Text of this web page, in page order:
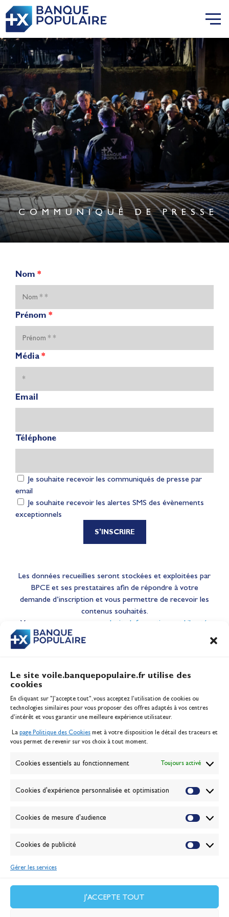
Le site voile.banquepopulaire.fr utilise des
cookies
En cliquant sur "J'accepte tout", vous acceptez l’utilisation de cookies ou
technologies similaires pour vous proposer des offres adaptés à vos centres
d’intérêt et vous garantir une meilleure expérience utilisateur.
La page Politique des Cookies met à votre disposition le détail des traceurs et
vous permet de revenir sur vos choix à tout moment.
Cookies essentiels au fonctionnement Toujours activé
Cookies d'expérience personnalisée et optimisation
Cookies de mesure d'audience
Cookies de publicité
Gérer les services
J'ACCEPTE TOUT
COMMUNIQUÉ DE PRESSE
Nom *
Prénom *
Média *
Email
Téléphone
Je souhaite recevoir les communiqués de presse par
email
Je souhaite recevoir les alertes SMS des évènements
exceptionnels
S'INSCRIRE
Les données recueillies seront stockées et exploitées par
BPCE et ses prestataires afin de répondre à votre
demande d’inscription et vous permettre de recevoir les
contenus souhaités.
Vous pouvez exercer vos
droits Informatique et Libertés
selon les modalités définies dans les
Inscription serveur média
Contact
Politique des cookies
Banque de la voile
Passion Voile TV
ABONNEZ-VOUS
J'accepte lapolitique de confidentialité